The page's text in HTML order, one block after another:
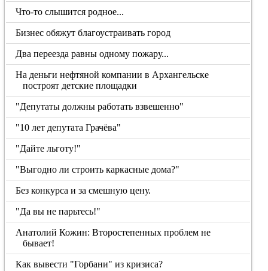
Что-то слышится родное...
Бизнес обяжут благоустраивать город
Два переезда равны одному пожару...
На деньги нефтяной компании в Архангельске
построят детские площадки
"Депутаты должны работать взвешенно"
"10 лет депутата Грачёва"
"Дайте льготу!"
"Выгодно ли строить каркасные дома?"
Без конкурса и за смешную цену.
"Да вы не парьтесь!"
Анатолий Кожин: Второстепенных проблем не
бывает!
Как вывести "Горбани" из кризиса?